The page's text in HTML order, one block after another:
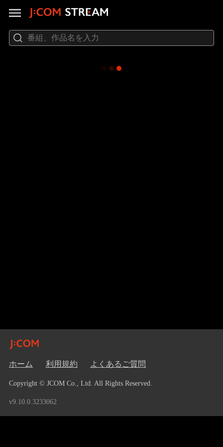
ホーム 利用規約 よくあるご質問
Copyright © JCOM Co., Ltd. All Rights Reserved.
v9.10.0.3233062